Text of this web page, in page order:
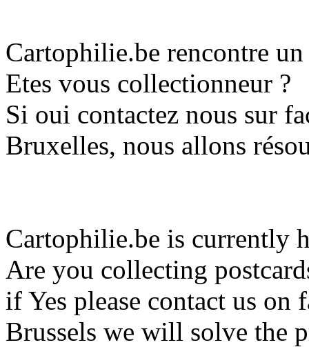
Cartophilie.be rencontre
Etes vous collectionneur ?
Si oui contactez nous sur
Bruxelles, nous allons
Cartophilie.be is currently
Are you collecting
if Yes please contact us
Brussels we will solve the